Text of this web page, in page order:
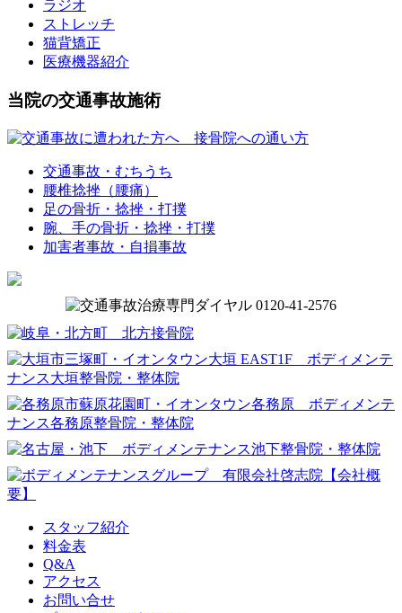
ラジオ
ストレッチ
猫背矯正
医療機器紹介
当院の交通事故施術
交通事故・むちうち
腰椎捻挫（腰痛）
足の骨折・捻挫・打撲
腕、手の骨折・捻挫・打撲
加害者事故・自損事故
スタッフ紹介
料金表
Q&A
アクセス
お問い合せ